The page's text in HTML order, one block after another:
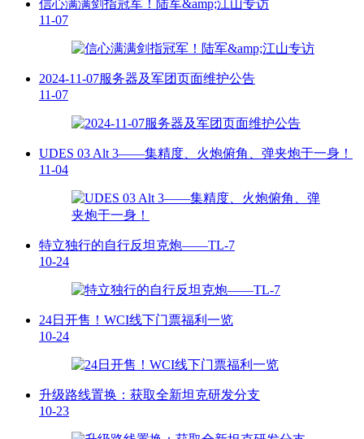
信心满满剑指冠军！陆军&amp;江山专访
11-07
2024-11-07服务器及军团页面维护公告
11-07
UDES 03 Alt 3——集精度、火炮俯角、弹夹炮于一身！
11-04
特立独行的自行反坦克炮——TL-7
10-24
24日开售！WCI线下门票福利一览
10-24
升级路线置换：获取全新坦克研发分支
10-23